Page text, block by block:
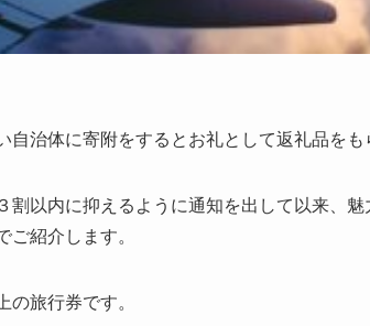
自治体に寄附をするとお礼として返礼品をも
割以内に抑えるように通知を出して以来、
ご紹介します。
の旅行券です。